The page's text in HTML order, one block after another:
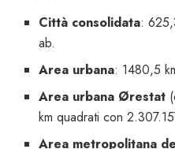
Città consolidata:
ab.
Area urbana: 1480,5
Area urbana Ørestat
km quadrati con
Area metropolitana